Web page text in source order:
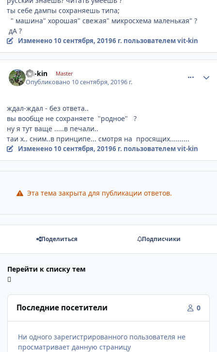
ты себе дампы сохраняешь типа;
" машина" хорошая" свежая" микросхема маленькая" ?
дА ?
Изменено 10 сентября, 20196 г. пользователем vit-kin
vit-kin Master
Опубликовано 10 сентября, 20196 г.
ждал-ждал - без ответа..
вы вообще не сохраняете "родное" ?
ну я тут ваще .....в печали..
таи х.. сним..в принципе... смотря на просящих..........
Изменено 10 сентября, 20196 г. пользователем vit-kin
Эта тема закрыта для публикации ответов.
Поделиться Подписчики
Перейти к списку тем
Последние посетители 0
Ни одного зарегистрированного пользователя не
просматривает данную страницу